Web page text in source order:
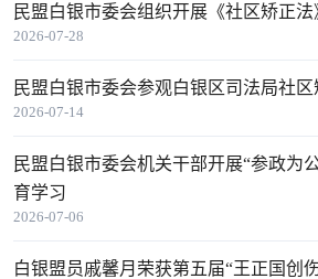
2026-07-28
民盟白银市委会组织开展《社区矫正
2026-07-14
民盟白银市委会参观白银区司法局社
2026-07-06
民盟白银市委会机关干部开展“参政为
育学习
白银盟员戚馨月荣获第五届“王正国创